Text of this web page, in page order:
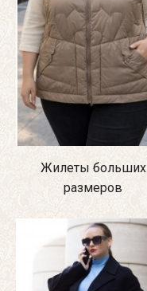
Жилеты больших
размеров